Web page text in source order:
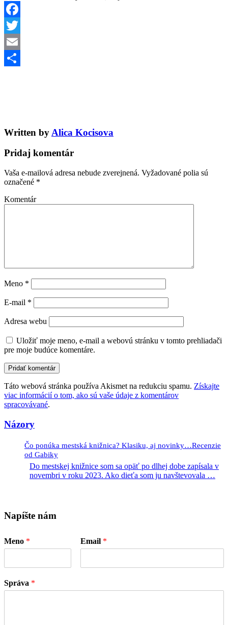
Facebook
Twitter
Email
Written by Alica Kocisova
Pridaj komentár
Vaša e-mailová adresa nebude zverejnená. Vyžadované polia sú
označené *
Komentár
Meno *
E-mail *
Adresa webu
Uložiť moje meno, e-mail a webovú stránku v tomto prehliadači
pre moje budúce komentáre.
Táto webová stránka používa Akismet na redukciu spamu. Získajte
viac informácií o tom, ako sú vaše údaje z komentárov
spracovávané.
Názory
Čo ponúka mestská knižnica? Klasiku, aj novinky…Recenzie
od Gabiky
Do mestskej knižnice som sa opäť po dlhej dobe zapísala v
novembri v roku 2023. Ako dieťa som ju navštevovala …
Napíšte nám
Meno * Email *
Správa *